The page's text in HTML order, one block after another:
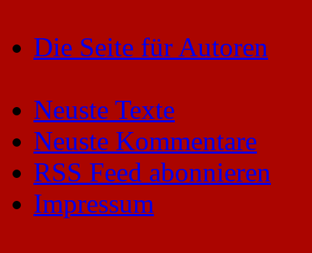
Die Seite für Autoren
Neuste Texte
Neuste Kommentare
RSS Feed abonnieren
Impressum